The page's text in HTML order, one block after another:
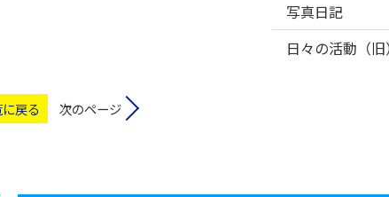
写真日記
日々の活動（旧）
戻る 次のページ